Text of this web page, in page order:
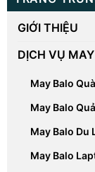
GIỚI THIỆU
DỊCH VỤ
May Balo
May Balo
May Balo Du
May Balo